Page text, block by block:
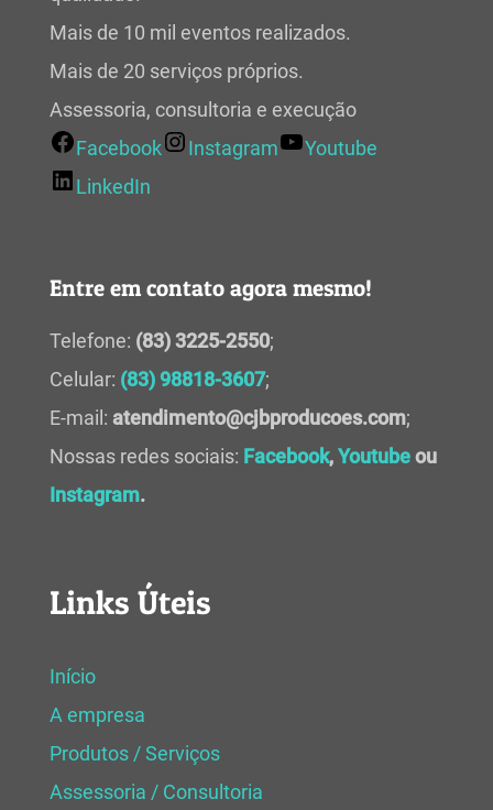
Mais de 10 mil eventos realizados.
Mais de 20 serviços próprios.
Assessoria, consultoria e execução
Facebook
Instagram
Youtube
LinkedIn
Entre em contato agora mesmo!
Telefone: (83) 3225-2550;
Celular: (83) 98818-3607;
E-mail: atendimento@cjbproducoes.com;
Nossas redes sociais: Facebook,Youtubeou
Instagram.
Links Úteis
Início
A empresa
Produtos / Serviços
Assessoria / Consultoria